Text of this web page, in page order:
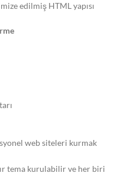
edilmiş HTML yapısı
web siteleri kurmak
tema kurulabilir ve her biri